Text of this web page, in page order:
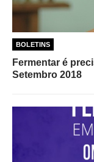
BOLETINS
Fermentar é
Setembro 2018